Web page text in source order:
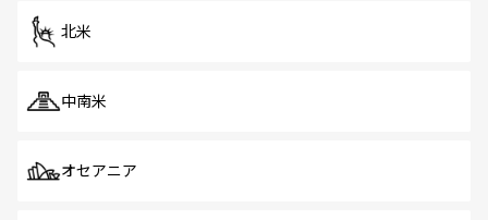
北米
中南米
オセアニア